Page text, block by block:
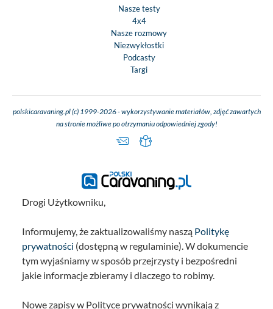
Nasze testy
4x4
Nasze rozmowy
Niezwykłostki
Podcasty
Targi
polskicaravaning.pl (c) 1999-2026 - wykorzystywanie materiałów, zdjęć zawartych
na stronie możliwe po otrzymaniu odpowiedniej zgody!
Drogi Użytkowniku,
Informujemy, że zaktualizowaliśmy naszą Politykę
prywatności (dostępną w regulaminie). W dokumencie
tym wyjaśniamy w sposób przejrzysty i bezpośredni
jakie informacje zbieramy i dlaczego to robimy.
Nowe zapisy w Polityce prywatności wynikają z